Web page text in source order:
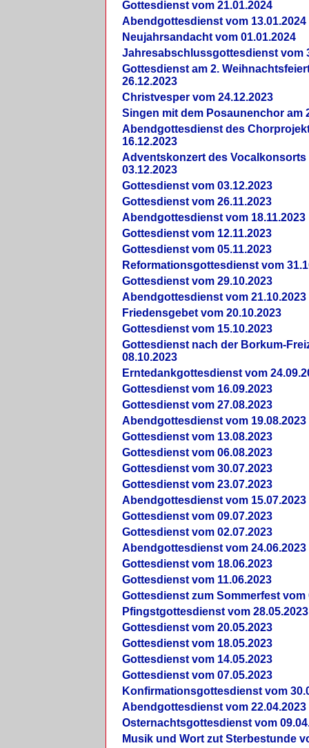
Gottesdienst vom 21.01.2024
Abendgottesdienst vom 13.01.2024
Neujahrsandacht vom 01.01.2024
Jahresabschlussgottesdienst vom
Gottesdienst am 2.
26.12.2023
Christvesper vom 24.12.2023
Singen mit dem Posaunenchor am
Abendgottesdienst des
16.12.2023
Adventskonzert des Vocalkonsorts
03.12.2023
Gottesdienst vom 03.12.2023
Gottesdienst vom 26.11.2023
Abendgottesdienst vom 18.11.2023
Gottesdienst vom 12.11.2023
Gottesdienst vom 05.11.2023
Reformationsgottesdienst vom
Gottesdienst vom 29.10.2023
Abendgottesdienst vom 21.10.2023
Friedensgebet vom 20.10.2023
Gottesdienst vom 15.10.2023
Gottesdienst nach der Borkum-
08.10.2023
Erntedankgottesdienst vom
Gottesdienst vom 16.09.2023
Gottesdienst vom 27.08.2023
Abendgottesdienst vom 19.08.2023
Gottesdienst vom 13.08.2023
Gottesdienst vom 06.08.2023
Gottesdienst vom 30.07.2023
Gottesdienst vom 23.07.2023
Abendgottesdienst vom 15.07.2023
Gottesdienst vom 09.07.2023
Gottesdienst vom 02.07.2023
Abendgottesdienst vom 24.06.2023
Gottesdienst vom 18.06.2023
Gottesdienst vom 11.06.2023
Gottesdienst zum Sommerfest vom
Pfingstgottesdienst vom 28.05.2023
Gottesdienst vom 20.05.2023
Gottesdienst vom 18.05.2023
Gottesdienst vom 14.05.2023
Gottesdienst vom 07.05.2023
Konfirmationsgottesdienst vom
Abendgottesdienst vom 22.04.2023
Osternachtsgottesdienst vom
Musik und Wort zut Sterbestunde